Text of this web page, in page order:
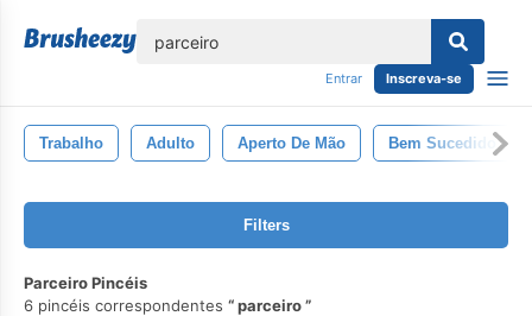
Entrar Inscreva-se
Trabalho Adulto Aperto De Mão Bem Sucedido
Filters
Parceiro Pincéis
6 pincéis correspondentes
parceiro